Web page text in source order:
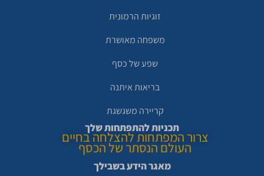
זוגיות הרמונית
משפחה מאושרת
שפע של כסף
בריאות איתנה
קריירה משגשגת
תכניות להתפתחות שלך
צרור המפתחות להצלחה בחיים
העולם הנסתר של הכסף
מאגר הידע בשבילך